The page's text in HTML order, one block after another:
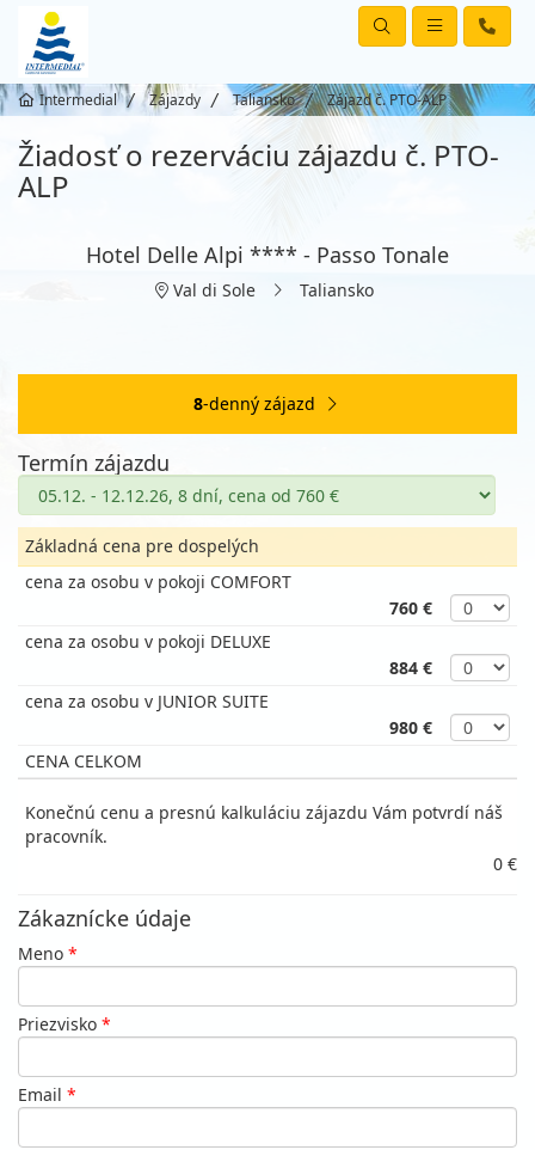
Intermedial Zájazdy Taliansko Zájazd č. PTO-ALP
Žiadosť o rezerváciu zájazdu č. PTO-
ALP
Hotel Delle Alpi **** - Passo Tonale
Val di Sole Taliansko
8-denný zájazd
Termín zájazdu
Základná cena pre dospelých
cena za osobu v pokoji COMFORT
760 €
cena za osobu v pokoji DELUXE
884 €
cena za osobu v JUNIOR SUITE
980 €
CENA CELKOM
Konečnú cenu a presnú kalkuláciu zájazdu Vám potvrdí náš
pracovník.
0 €
Zákaznícke údaje
Meno *
Priezvisko *
Email *